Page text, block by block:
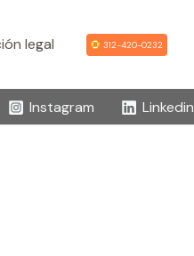
legal 312-420-0232
Instagram Linkedin